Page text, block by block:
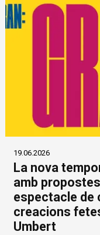
19.06.2026
La nova
amb
espectacle de
creacions
Umbert